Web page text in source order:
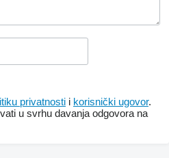
privatnosti i korisnički ugovor.
​​u svrhu davanja odgovora na